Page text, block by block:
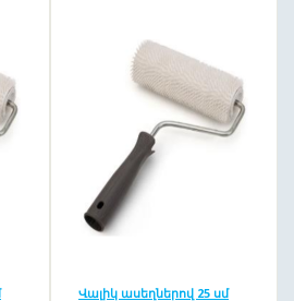
Վալիկ ասեղներով 25 սմ